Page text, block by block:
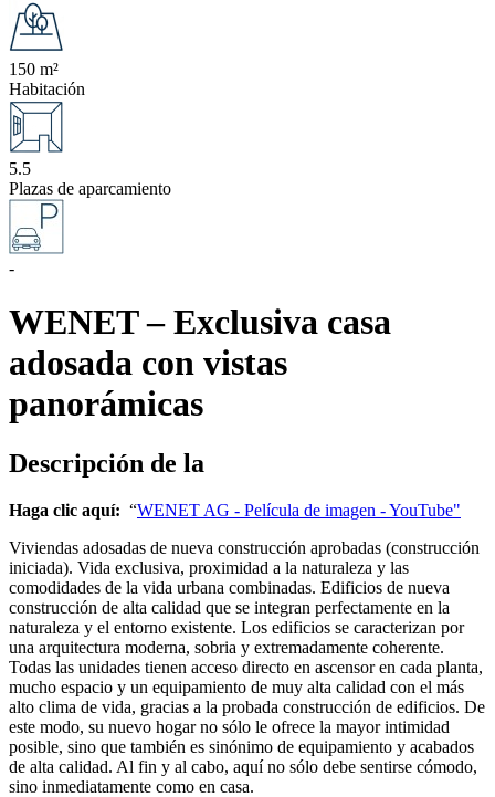
150 m²
Habitación
5.5
Plazas de aparcamiento
-
WENET – Exclusiva casa
adosada con vistas
panorámicas
Descripción de la
Haga clic aquí: “WENET AG - Película de imagen - YouTube"
Viviendas adosadas de nueva construcción aprobadas (construcción
iniciada). Vida exclusiva, proximidad a la naturaleza y las
comodidades de la vida urbana combinadas. Edificios de nueva
construcción de alta calidad que se integran perfectamente en la
naturaleza y el entorno existente. Los edificios se caracterizan por
una arquitectura moderna, sobria y extremadamente coherente.
Todas las unidades tienen acceso directo en ascensor en cada planta,
mucho espacio y un equipamiento de muy alta calidad con el más
alto clima de vida, gracias a la probada construcción de edificios. De
este modo, su nuevo hogar no sólo le ofrece la mayor intimidad
posible, sino que también es sinónimo de equipamiento y acabados
de alta calidad. Al fin y al cabo, aquí no sólo debe sentirse cómodo,
sino inmediatamente como en casa.